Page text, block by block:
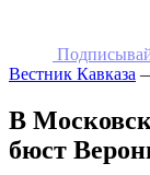
Вестник Кавказа
В
бюст